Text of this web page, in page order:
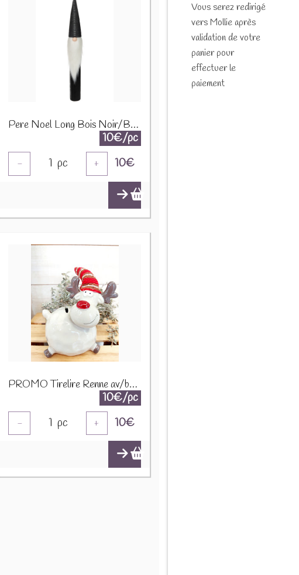
Pere Noel Long Bois Noir/Blanc Large 97323
10€/pc
- 1 pc + 10€
PROMO Tirelire Renne av/bonnet, domolite, blanc, 15x12x23cm A195313 1290
10€/pc
- 1 pc + 10€
Vous serez redirigé
vers Mollie après
validation de votre
panier pour
effectuer le
paiement